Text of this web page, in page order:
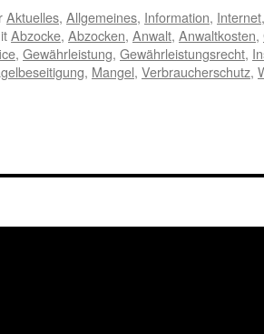
Aktuelles, Allgemeines, Information, Internet
Abzocke, Abzocken, Anwalt, Anwaltkosten,
, Gewährleistung, Gewährleistungsrecht,
, Mangel, Verbraucherschutz,